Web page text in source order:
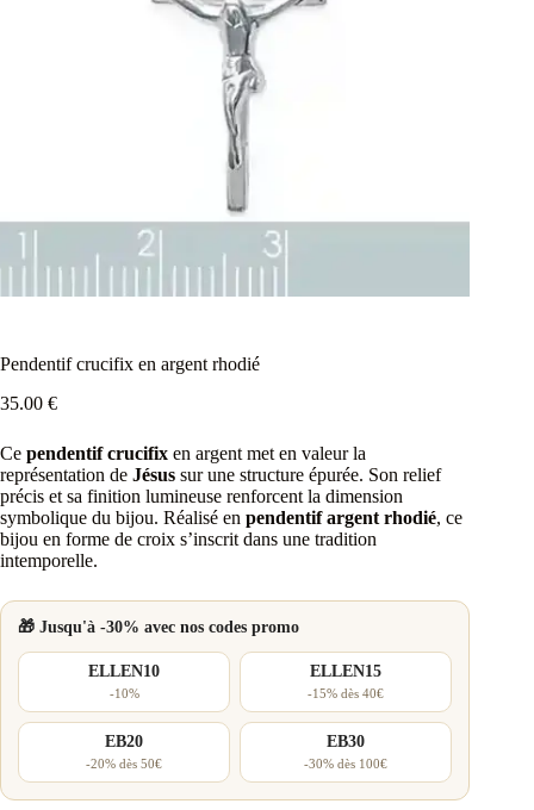
Pendentif crucifix en argent rhodié
35.00 €
Ce pendentif crucifix en argent met en valeur la
représentation de Jésus sur une structure épurée. Son relief
précis et sa finition lumineuse renforcent la dimension
symbolique du bijou. Réalisé en pendentif argent rhodié, ce
bijou en forme de croix s’inscrit dans une tradition
intemporelle.
🎁 Jusqu'à -30% avec nos codes promo
ELLEN10
-10%
ELLEN15
-15% dès 40€
EB20
-20% dès 50€
EB30
-30% dès 100€